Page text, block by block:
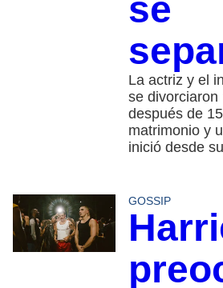
se
La actriz y el
se divorciaron
después de
matrimonio y
inició desde
GOSSIP